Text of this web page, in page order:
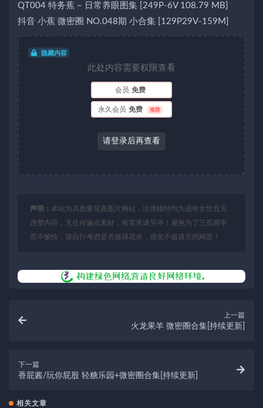
QT004 特务蕉 – 日常养眼图集 [249P-6V 108.79 MB]
抖音 小蕉 微密圈 NO.048期 小合集 [129P29V-159M]
隐藏内容
此处内容需要权限查看
会员 免费
永久会员 免费 推荐
请登录后再查看
声明： 本站为高质量写真图片网站，出境模特均为成年女性且无
违禁内容，无任何漏点素材，有需求请另寻！避免为了三瓜两枣
而不愉快，请自行考虑是否值得花米，感觉不值请关闭网页！
上一篇
火龙果羊 微密圈合集[持续更新]
下一篇
香屁酱/玩你屁股 轻糖乐园+微密圈合集[持续更新]
相关文章